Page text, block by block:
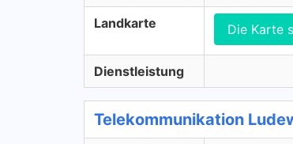
Landkarte Die Karte
Dienstleistung
Telekommunikation